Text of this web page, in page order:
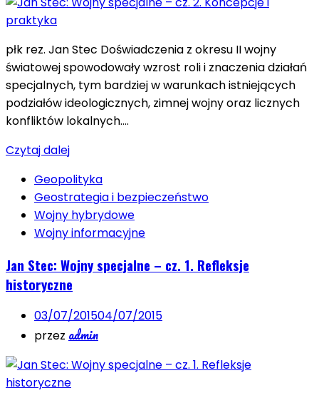
płk rez. Jan Stec Doświadczenia z okresu II wojny
światowej spowodowały wzrost roli i znaczenia działań
specjalnych, tym bardziej w warunkach istniejących
podziałów ideologicznych, zimnej wojny oraz licznych
konfliktów lokalnych….
Czytaj dalej
Geopolityka
Geostrategia i bezpieczeństwo
Wojny hybrydowe
Wojny informacyjne
Jan Stec: Wojny specjalne – cz. 1. Refleksje
historyczne
03/07/201504/07/2015
przez admin